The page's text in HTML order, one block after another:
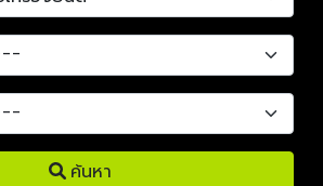
ค้นหา